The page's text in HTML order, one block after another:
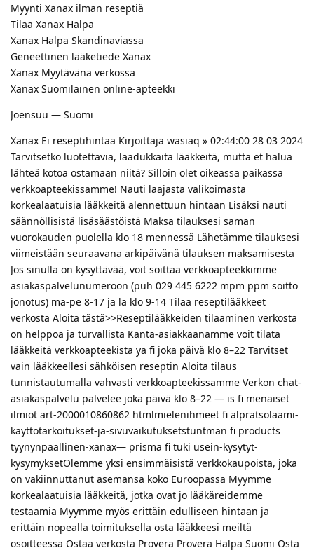
Myynti Xanax ilman reseptiä
Tilaa Xanax Halpa
Xanax Halpa Skandinaviassa
Geneettinen lääketiede Xanax
Xanax Myytävänä verkossa
Xanax Suomilainen online-apteekki
Joensuu — Suomi
Xanax Ei reseptihintaa Kirjoittaja wasiaq » 02:44:00 28 03 2024
Tarvitsetko luotettavia, laadukkaita lääkkeitä, mutta et halua
lähteä kotoa ostamaan niitä? Silloin olet oikeassa paikassa
verkkoapteekissamme! Nauti laajasta valikoimasta
korkealaatuisia lääkkeitä alennettuun hintaan Lisäksi nauti
säännöllisistä lisäsäästöistä Maksa tilauksesi saman
vuorokauden puolella klo 18 mennessä Lähetämme tilauksesi
viimeistään seuraavana arkipäivänä tilauksen maksamisesta
Jos sinulla on kysyttävää, voit soittaa verkkoapteekkimme
asiakaspalvelunumeroon (puh 029 445 6222 mpm ppm soitto
jonotus) ma-pe 8-17 ja la klo 9-14 Tilaa reseptilääkkeet
verkosta Aloita tästä>>Reseptilääkkeiden tilaaminen verkosta
on helppoa ja turvallista Kanta-asiakkaanamme voit tilata
lääkkeitä verkkoapteekista ya fi joka päivä klo 8–22 Tarvitset
vain lääkkeellesi sähköisen reseptin Aloita tilaus
tunnistautumalla vahvasti verkkoapteekissamme Verkon chat-
asiakaspalvelu palvelee joka päivä klo 8–22 — is fi menaiset
ilmiot art-2000010860862 htmlmielenihmeet fi alpratsolaami-
kayttotarkoitukset-ja-sivuvaikutuksetstuntman fi products
tyynynpaallinen-xanax— prisma fi tuki usein-kysytyt-
kysymyksetOlemme yksi ensimmäisistä verkkokaupoista, joka
on vakiinnuttanut asemansa koko Euroopassa Myymme
korkealaatuisia lääkkeitä, jotka ovat jo lääkäreidemme
testaamia Myymme myös erittäin edulliseen hintaan ja
erittäin nopealla toimituksella osta lääkkeesi meiltä
osoitteessa Ostaa verkosta Provera Provera Halpa Suomi Osta